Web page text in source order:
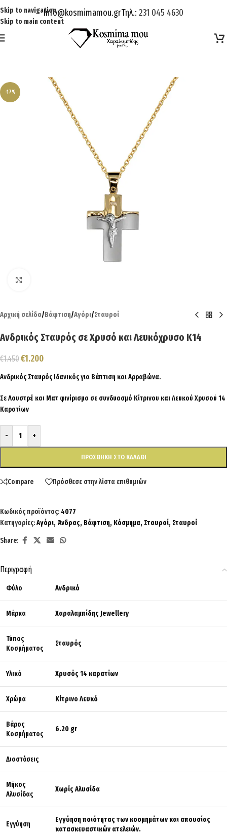
Skip to navigation
Skip to main content
Info@kosmimamou.grΤηλ.: 231 045 4630
-17%
Αρχική σελίδα/Βάφτιση/Αγόρι/Σταυροί
Ανδρικός Σταυρός σε Χρυσό και Λευκόχρυσο Κ14
€1.450€1.200
Ανδρικός Σταυρός Ιδανικός για Βάπτιση και Αρραβώνα.
Σε Λουστρέ και Ματ φινίρισμα σε συνδυασμό Κίτρινου και Λευκού Χρυσού 14
Καρατίων
- +
ΠΡΟΣΘΉΚΗ ΣΤΟ ΚΑΛΆΘΙ
Compare Πρόσθεσε στην λίστα επιθυμιών
Κωδικός προϊόντος: 4077
Κατηγορίες:Αγόρι, Άνδρας, Βάφτιση, Κόσμημα, Σταυροί, Σταυροί
Share:
Περιγραφή
Φύλο Ανδρικό
Μάρκα Χαραλαμπίδης Jewellery
Τύπος
Κοσμήματος
Σταυρός
Υλικό Χρυσός 14 καρατίων
Χρώμα Κίτρινο Λευκό
Βάρος
Κοσμήματος
6.20 gr
Διαστάσεις
Μήκος
Αλυσίδας
Χωρίς Αλυσίδα
Εγγύηση
Εγγύηση ποιότητας των κοσμημάτων και απουσίας
κατασκευαστικών ατελειών.